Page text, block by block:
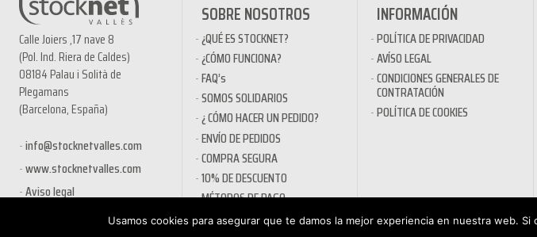
Calle Joiers ,17 nave 8
(Pol. Ind. Riera de Caldes)
08184 Palau i Solità de
Plegamans
(Barcelona, España)
info@stocknetvalles.com
www.stocknetvalles.com
Aviso legal
SOBRE NOSOTROS
¿QUÉ ES STOCKNET?
¿CÓMO FUNCIONA?
FAQ’s
SOMOS SOLIDARIOS
¿ CÓMO HACER UN PEDIDO?
ENVÍO DE PEDIDOS
COMPRA SEGURA
10% DE DESCUENTO
MÉTODOS DE PAGO
PRODUCTOS EN OFERTA
INFORMACIÓN
POLÍTICA DE PRIVACIDAD
AVÍSO LEGAL
CONDICIONES GENERALES DE
CONTRATACIÓN
POLÍTICA DE COOKIES
Usamos cookies para asegurar que te damos la mejor experiencia en nuestra web.